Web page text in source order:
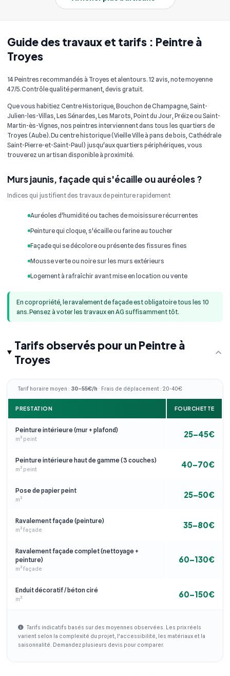
Guide des travaux et tarifs : Peintre à
Troyes
14 Peintres recommandés à Troyes et alentours. 12 avis, note moyenne
4.7/5. Contrôle qualité permanent, devis gratuit.
Que vous habitiez Centre Historique, Bouchon de Champagne, Saint-
Julien-les-Villas, Les Sénardes, Les Marots, Point du Jour, Préize ou Saint-
Martin-ès-Vignes, nos peintres interviennent dans tous les quartiers de
Troyes (Aube). Du centre historique (Vieille Ville à pans de bois, Cathédrale
Saint-Pierre-et-Saint-Paul) jusqu'aux quartiers périphériques, vous
trouverez un artisan disponible à proximité.
Murs jaunis, façade qui s'écaille ou auréoles ?
Indices qui justifient des travaux de peinture rapidement
Auréoles d'humidité ou taches de moisissure récurrentes
Peinture qui cloque, s'écaille ou farine au toucher
Façade qui se décolore ou présente des fissures fines
Mousse verte ou noire sur les murs extérieurs
Logement à rafraîchir avant mise en location ou vente
En copropriété, le ravalement de façade est obligatoire tous les 10
ans. Pensez à voter les travaux en AG suffisamment tôt.
Tarifs observés pour un Peintre à
Troyes
Tarif horaire moyen : 30–55€/h · Frais de déplacement : 20-40€
PRESTATION FOURCHETTE
Peinture intérieure (mur + plafond)
m² peint 25–45€
Peinture intérieure haut de gamme (3 couches)
m² peint 40–70€
Pose de papier peint
m² 25–50€
Ravalement façade (peinture)
m² façade 35–80€
Ravalement façade complet (nettoyage +
peinture)
m² façade
60–130€
Enduit décoratif / béton ciré
m² 60–150€
Tarifs indicatifs basés sur des moyennes observées. Les prix réels
varient selon la complexité du projet, l'accessibilité, les matériaux et la
saisonnalité. Demandez plusieurs devis pour comparer.